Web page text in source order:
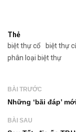
Thẻ
biệt thự cổ
biệt thự
phân loại biệt thự
BÀI TRƯỚC
Những ‘bãi đáp’
BÀI SAU